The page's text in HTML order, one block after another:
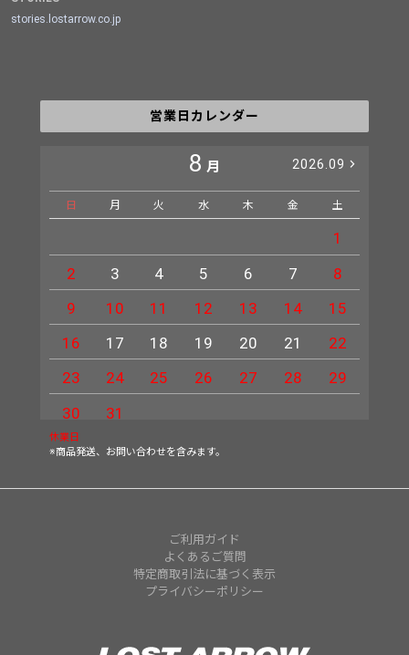
stories.lostarrow.co.jp
営業日カレンダー
8 月 2026.09
日 月 火 水 木 金 土
1
2
3 4 5 6 7
8
9
10 11 12 13 14
15
16
17 18 19 20 21
22
23
24 25 26 27 28
29
30
31
休業日
※商品発送、お問い合わせを含みます。
ご利用ガイド
よくあるご質問
特定商取引法に基づく表示
プライバシーポリシー